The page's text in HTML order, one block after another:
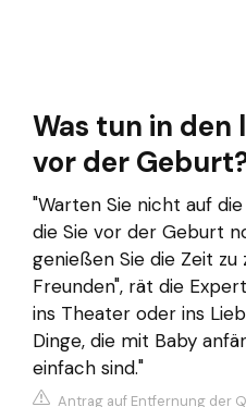
Was tun in den
vor der
"Warten Sie nicht auf
die Sie vor der Geburt
genießen Sie die Zeit
Freunden", rät die
ins Theater oder ins
Dinge, die mit Baby
einfach sind."
Antrag auf Entfernung der